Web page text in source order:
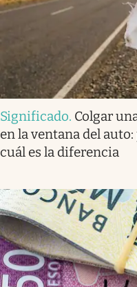
Significado. Colgar
en la ventana del
cuál es la diferencia